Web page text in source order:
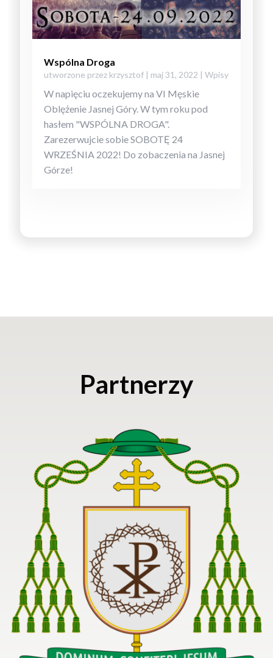
Wspólna Droga
utworzone przez krzysztof | maj 31, 2022 |Wpisy
W napięciu oczekujemy na VI Męskie
Oblężenie Jasnej Góry. W tym roku pod
hasłem "WSPÓLNA DROGA".
Zarezerwujcie sobie SOBOTĘ 24
WRZEŚNIA 2022! Do zobaczenia na Jasnej
Górze!
Partnerzy